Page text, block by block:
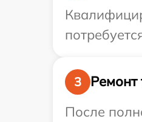
3
Ремонт
После